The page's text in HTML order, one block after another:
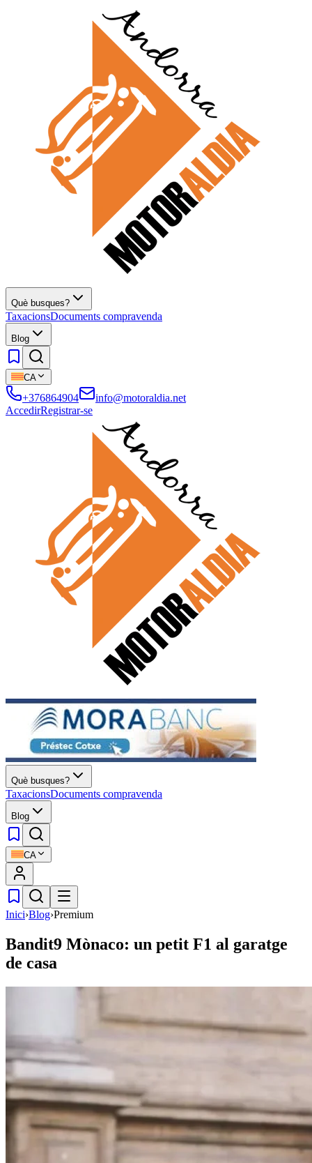
Què busques?
TaxacionsDocuments compravenda
Blog
CA
+376864904
info@motoraldia.net
AccedirRegistrar-se
Què busques?
TaxacionsDocuments compravenda
Blog
CA
Inici›Blog›Premium
Bandit9 Mònaco: un petit F1 al garatge
de casa